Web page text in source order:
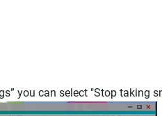
you can select "Stop taking